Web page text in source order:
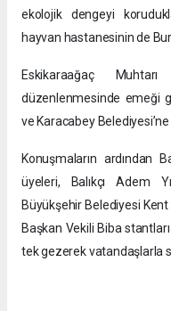
ekolojik dengeyi
hayvan hastanesinin de
Eskikaraağaç
düzenlenmesinde emeği
ve Karacabey
Konuşmaların ardından
üyeleri, Balıkçı Adem
Büyükşehir Belediyesi Kent
Başkan Vekili Biba
tek gezerek vatandaşlarla